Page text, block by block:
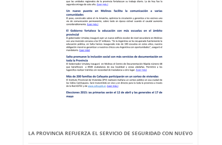
LA PROVINCIA REFUERZA EL SERVICIO DE SEGURIDAD CON NUEVO